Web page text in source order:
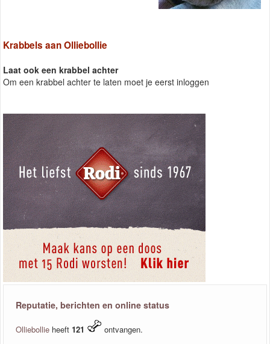
Krabbels aan Olliebollie
Laat ook een krabbel achter
Om een krabbel achter te laten moet je eerst inloggen
Reputatie, berichten en online status
Olliebollie heeft 121
ontvangen.